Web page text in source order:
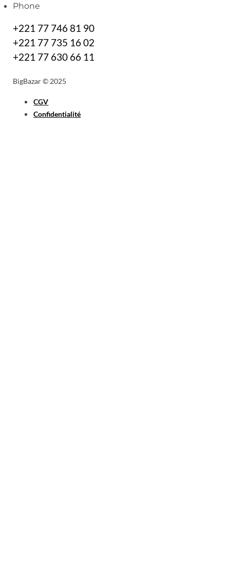
Phone
+221 77 746 81 90
+221 77 735 16 02
+221 77 630 66 11
BigBazar © 2025
CGV
Confidentialité